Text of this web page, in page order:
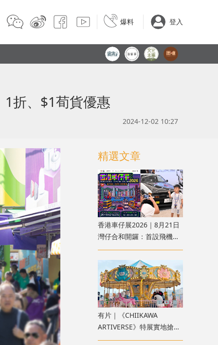
爆料 登入
折、$1荀貨優惠
2024-12-02 10:27
精選文章
香港車仔展2026｜8月21日
灣仔合和開鑼：首設飛機模
型區、100+首發產品 附購
票方法
有片｜《CHIIKAWA
ARTIVERSE》特展實地搶先
睇！全球首座木馬、4重宇